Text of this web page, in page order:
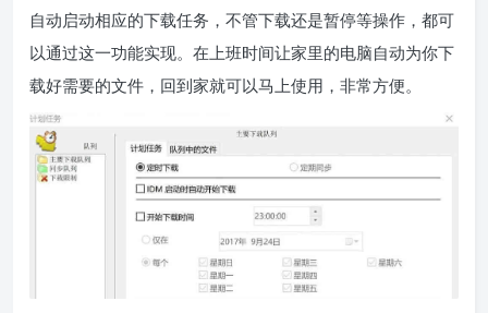
自动启动相应的下载任务，不管下载还是暂停等操作，都可
以通过这一功能实现。在上班时间让家里的电脑自动为你下
载好需要的文件，回到家就可以马上使用，非常方便。